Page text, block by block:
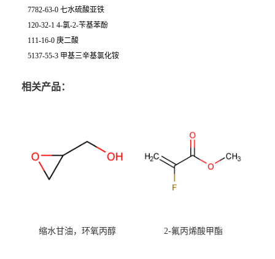
7782-63-0 七水硫酸亚铁
120-32-1 4-氯-2-苄基苯酚
111-16-0 庚二酸
5137-55-3 甲基三辛基氯化铵
相关产品：
缩水甘油，环氧丙醇 2-氟丙烯酸甲酯